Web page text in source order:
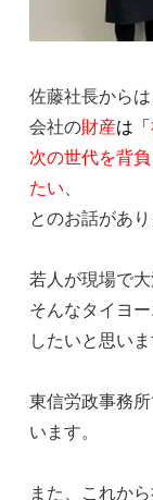
佐藤社長からは
会社の財産は「
次の世代を背
たい
とのお話があり
若人が現場で大
そんなタイヨ
したいと思いま
東信労政事務
います。
また、これか